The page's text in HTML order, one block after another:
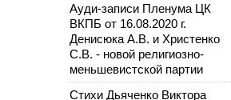
Ауди-записи Пленума ЦК
ВКПБ от 16.08.2020 г.
Денисюка А.В. и Христенко
С.В. - новой религиозно-
меньшевистской партии
Стихи Дьяченко Виктора